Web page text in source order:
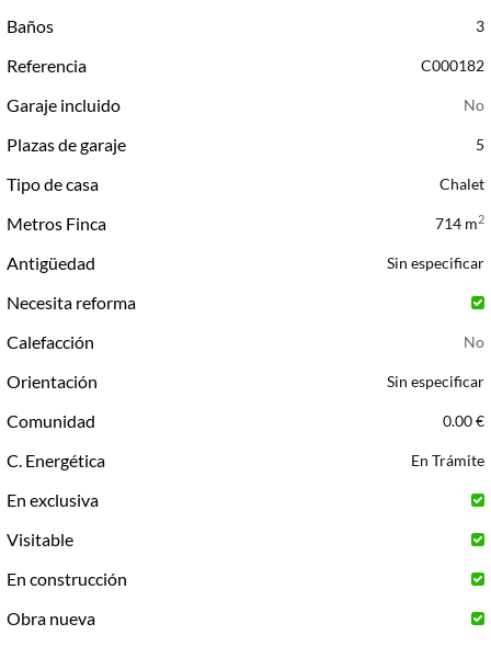
Baños 3
Referencia C000182
Garaje incluido
Plazas de garaje
5
Tipo de casa Chalet
Metros Finca 714 m2
Antigüedad Sin especificar
Necesita reforma
Calefacción
Orientación
Sin especificar
Comunidad 0.00 €
C. Energética En Trámite
En exclusiva
Visitable
En construcción
Obra nueva